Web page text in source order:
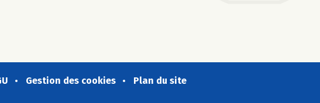
Gestion des cookies Plan du site